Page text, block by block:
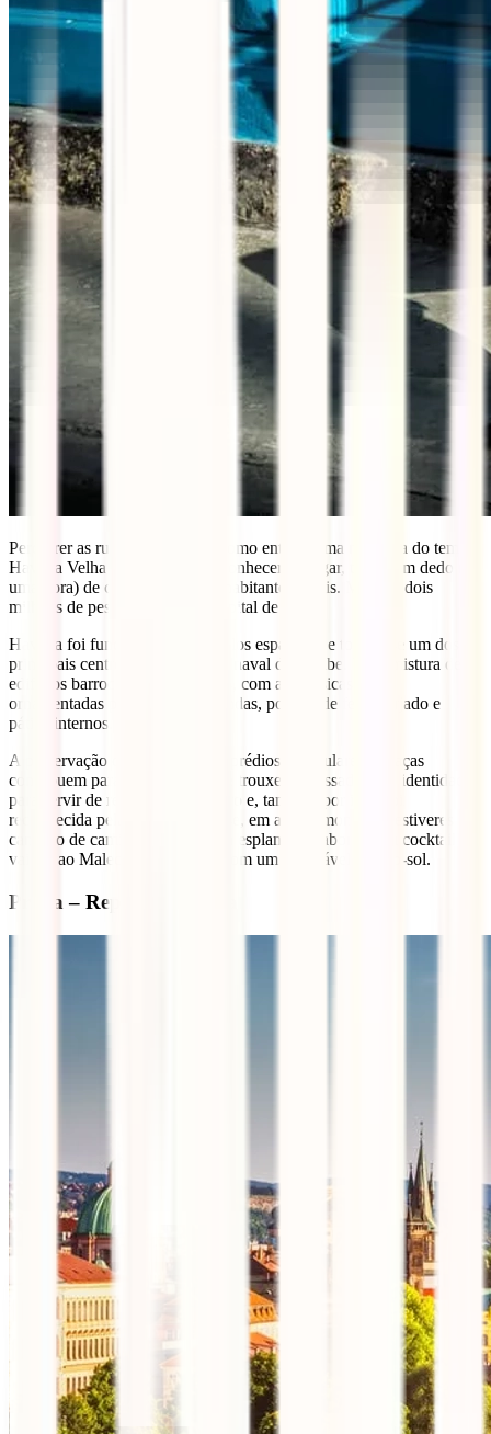
Percorrer as ruas de Havana é como entrar numa máquina do tempo.
Havana Velha é um local para conhecer devagar, trocar um dedo (ou
uma hora) de conversa com os habitantes locais. Mais de dois
milhões de pessoas vivem na capital de Cuba.
Havana foi fundada em 1519 pelos espanhóis e tornou-se um dos
principais centros de construção naval do Caribe. Uma mistura de
edifícios barrocos e neoclássicos, com as clássicas casas
ornamentadas por arcadas, varandas, portões de ferro forjado e
pátios internos.
A preservação de monumentos, prédios particulares e praças
contribuem para uma cidade que trouxe do passado uma identidade
para servir de referência no futuro e, também por isso, foi
reconhecida pela
. E se, em algum momento, estiveres
cansado de caminhar, pára numa esplanada, saboreia um cocktail ou
vai até ao Malecón e delicia-te com um admirável pôr-do-sol.
Praga – República Checa